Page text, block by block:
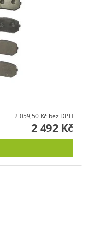
2 059,50 Kč bez DPH
2 492 Kč